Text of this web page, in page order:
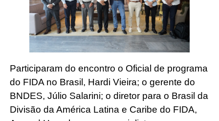
Participaram do encontro o Oficial de programa
do FIDA no Brasil, Hardi Vieira; o gerente do
BNDES, Júlio Salarini; o diretor para o Brasil da
Divisão da América Latina e Caribe do FIDA,